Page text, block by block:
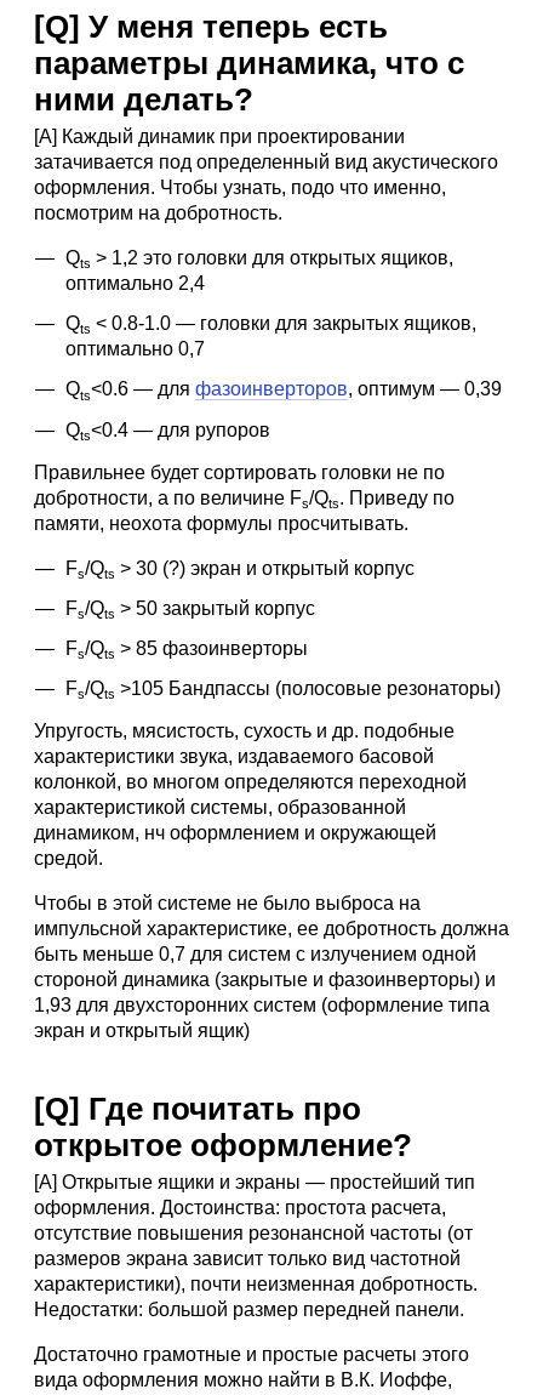
[Q] У меня теперь есть
параметры динамика, что с
ними делать?
[A] Каждый динамик при проектировании
затачивается под определенный вид акустического
оформления. Чтобы узнать, подо что именно,
посмотрим на добротность.
Qts > 1,2 это головки для открытых ящиков,
оптимально 2,4
Qts < 0.8-1.0 — головки для закрытых ящиков,
оптимально 0,7
Qts<0.6 —для фазоинверторов, оптимум — 0,39
Qts<0.4 —для рупоров
Правильнее будет сортировать головки не по
добротности, а по величине Fs/Qts. Приведу по
памяти, неохота формулы просчитывать.
Fs/Qts > 30 (?) экран и открытый корпус
Fs/Qts > 50 закрытый корпус
Fs/Qts > 85 фазоинверторы
Fs/Qts >105 Бандпассы (полосовые резонаторы)
Упругость, мясистость, сухость и др. подобные
характеристики звука, издаваемого басовой
колонкой, во многом определяются переходной
характеристикой системы, образованной
динамиком, нч оформлением и окружающей
средой.
Чтобы в этой системе не было выброса на
импульсной характеристике, ее добротность должна
быть меньше 0,7 для систем с излучением одной
стороной динамика (закрытые и фазоинверторы) и
1,93 для двухсторонних систем (оформление типа
экран и открытый ящик)
[Q] Где почитать про
открытое оформление?
[A] Открытые ящики и экраны — простейший тип
оформления. Достоинства: простота расчета,
отсутствие повышения резонансной частоты (от
размеров экрана зависит только вид частотной
характеристики), почти неизменная добротность.
Hедостатки: большой размер передней панели.
Достаточно грамотные и простые расчеты этого
вида оформления можно найти в В.К. Иоффе,